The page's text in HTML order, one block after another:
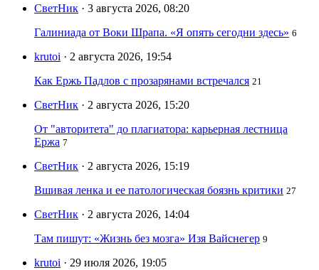
СветНик · 3 августа 2026, 08:20
Галиниада от Воки Шрапа. «Я опять сегодни здесь» 6
krutoi · 2 августа 2026, 19:54
Как Ержь Падлов с прозарянами встречался 21
СветНик · 2 августа 2026, 15:20
От "авторитета" до плагиатора: карьерная лестница
Ержа 7
СветНик · 2 августа 2026, 15:19
Вшивая ленка и ее патологическая боязнь критики 27
СветНик · 2 августа 2026, 14:04
Там пишут: «Жизнь без мозга» Изя Вайснегер 9
krutoi · 29 июля 2026, 19:05